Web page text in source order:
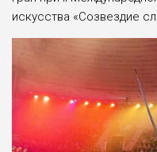
искусства «Созвездие